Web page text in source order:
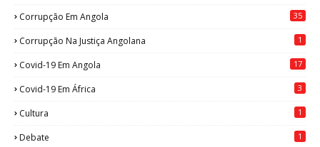
Corrupção Em Angola 35
Corrupção Na Justiça Angolana 1
Covid-19 Em Angola 17
Covid-19 Em África 3
Cultura 1
Debate 1